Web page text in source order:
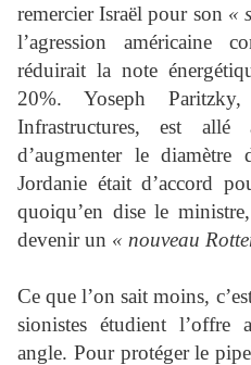
remercier Israël pour son «
l’agression américaine
réduirait la note
20%. Yoseph
Infrastructures, est allé
d’augmenter le
Jordanie était d’accord
quoiqu’en dise le
devenir un « nouveau
Ce que l’on sait moins,
sionistes étudient l’offre
angle. Pour protéger le